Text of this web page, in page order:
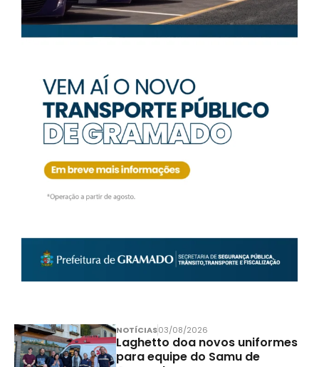
NOTÍCIAS03/08/2026
Laghetto doa novos uniformes
para equipe do Samu de